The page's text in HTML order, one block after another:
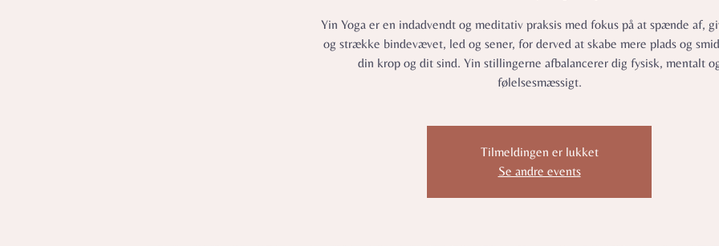
Yin Yoga er en indadvendt og meditativ praksis med fokus på at spænde af,
og strække bindevævet, led og sener, for derved at skabe mere plads og
din krop og dit sind. Yin stillingerne afbalancerer dig fysisk, mentalt
følelsesmæssigt.
Tilmeldingen er lukket
Se andre events